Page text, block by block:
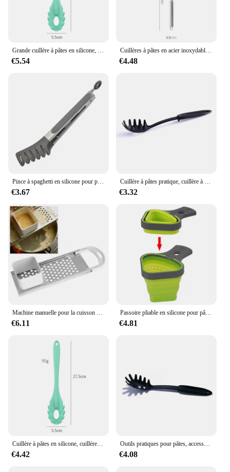
€5.54
Cuillères à pâtes en acier inoxydable, cuillère à spaghetti, passoire, gadget de cuisine, fente pour louche
€4.48
€3.67 €3.32
€6.11
Passoire pliable en silicone pour pâtes, filet à spaghetti, panier de cuisson, outils de cuisine
€4.81
€4.42
Outils pratiques pour pâtes, accessoires de cuisine, cuillère à spaghetti, passoire, gadget en nylon
€4.08